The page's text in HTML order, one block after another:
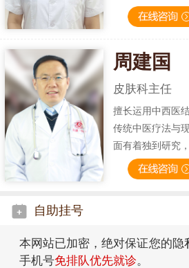
周建国
皮肤科主任
擅长运用中西医
传统中医疗法与
面有着独到研究
自助挂号
本网站已加密，绝对保证您的隐
手机号免排队优先就诊。